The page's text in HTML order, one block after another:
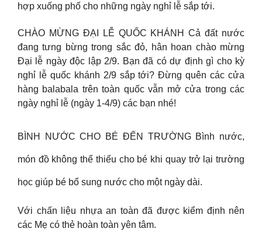
hợp xuống phố cho những ngày nghỉ lễ sắp tới.
CHÀO MỪNG ĐẠI LỄ QUỐC KHÁNH Cả đất nước
đang tưng bừng trong sắc đỏ, hân hoan chào mừng
Đại lễ ngày độc lập 2/9. Bạn đã có dự định gì cho kỳ
nghỉ lễ quốc khánh 2/9 sắp tới? Đừng quên các cửa
hàng balabala trên toàn quốc vẫn mở cửa trong các
ngày nghỉ lễ (ngày 1-4/9) các bạn nhé!
BÌNH NƯỚC CHO BÉ ĐẾN TRƯỜNG Bình nước,
món đồ không thể thiếu cho bé khi quay trở lại trường
học giúp bé bổ sung nước cho một ngày dài.
Với chấn liệu nhựa an toàn đã được kiểm định nên
các Mẹ có thẻ hoàn toàn yên tâm.